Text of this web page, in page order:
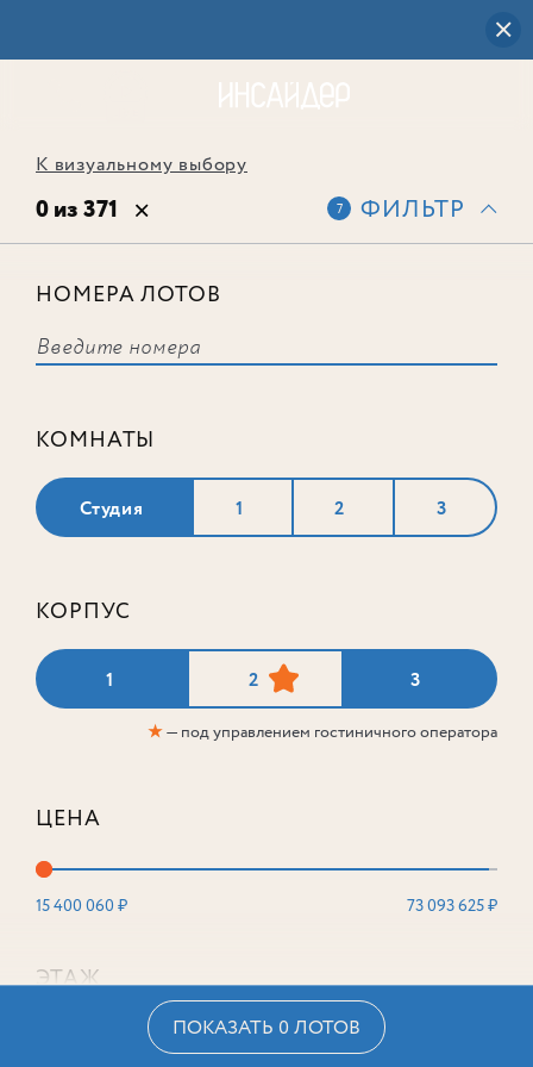
К визуальному выбору
0 из 371 7 ФИЛЬТР
НОМЕРА ЛОТОВ
КОМНАТЫ
Студия 1 2 3
КОРПУС
1 2 3
★— под управлением гостиничного оператора
ЦЕНА
15 400 060 ₽ 73 093 625 ₽
ЭТАЖ
ПОКАЗАТЬ 0 ЛОТОВ
соответствует ни одного лота